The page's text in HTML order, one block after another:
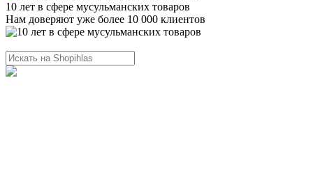
10 лет в сфере мусульманских товаров
Нам доверяют уже более 10 000 клиентов